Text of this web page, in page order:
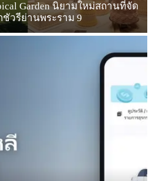
Garden นิยามใหม่สถานที่จัด
ชัวรีย่านพระราม 9